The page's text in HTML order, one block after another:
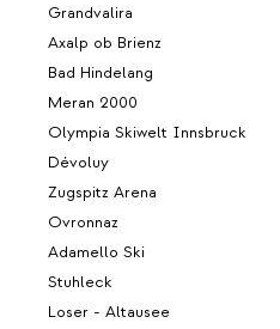
Grandvalira
Axalp ob Brienz
Bad Hindelang
Meran 2000
Olympia Skiwelt Innsbruck
Dévoluy
Zugspitz Arena
Ovronnaz
Adamello Ski
Stuhleck
Loser - Altausee